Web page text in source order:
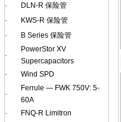
·
DLN-R 保险管
·
KWS-R 保险管
·
B Series 保险管
·
PowerStor XV
Supercapacitors
·
Wind SPD
·
Ferrule — FWK 750V: 5-
60A
·
FNQ-R Limitron